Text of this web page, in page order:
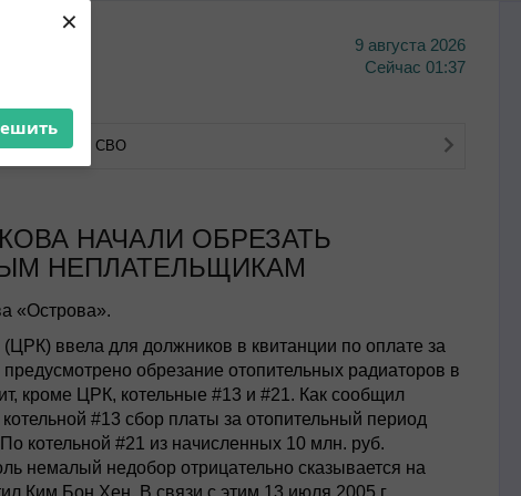
×
9 августа 2026
Сейчас 01:37
ветеранов СВО
НАЧАЛИ ОБРЕЗАТЬ
НЕПЛАТЕЛЬЩИКАМ
«Острова».
ввела для должников в квитанции по оплате за
обрезание отопительных радиаторов в
кроме ЦРК, котельные #13 и #21. Как сообщил
#13 сбор платы за отопительный период
котельной #21 из начисленных 10 млн. руб.
немалый недобор отрицательно сказывается на
Ким Бон Хен. В связи с этим 13 июля 2005 г.